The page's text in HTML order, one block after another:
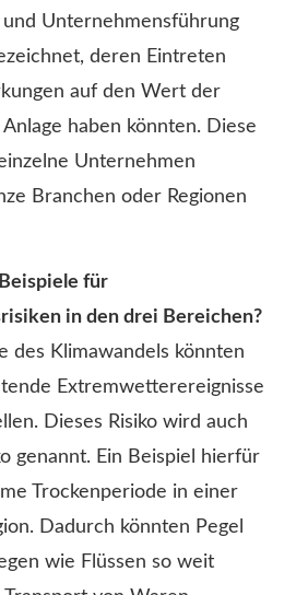
und Unternehmensführung
deren Eintreten
auf den Wert der
haben könnten. Diese
Unternehmen
Branchen oder Regionen
für
in den drei Bereichen?
des Klimawandels könnten
Extremwetterereignisse
Dieses Risiko wird auch
genannt. Ein Beispiel hierfür
Trockenperiode in einer
Dadurch könnten Pegel
wie Flüssen so weit